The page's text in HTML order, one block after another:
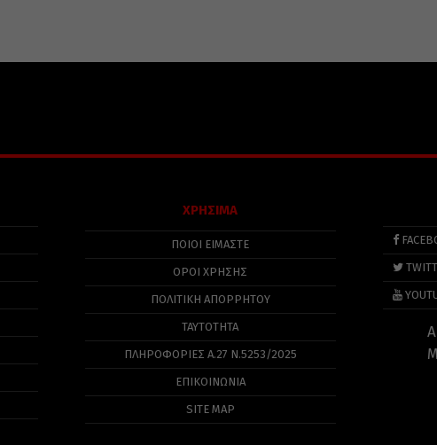
ΧΡΗΣΙΜΑ
ΠΟΙΟΙ ΕΙΜΑΣΤΕ
ΟΡΟΙ ΧΡΗΣΗΣ
ΠΟΛΙΤΙΚΉ ΑΠΟΡΡΉΤΟΥ
ΤΑΥΤΟΤΗΤΑ
ΠΛΗΡΟΦΟΡΊΕΣ Α.27 Ν.5253/2025
ΕΠΙΚΟΙΝΩΝΙΑ
SITE MAP